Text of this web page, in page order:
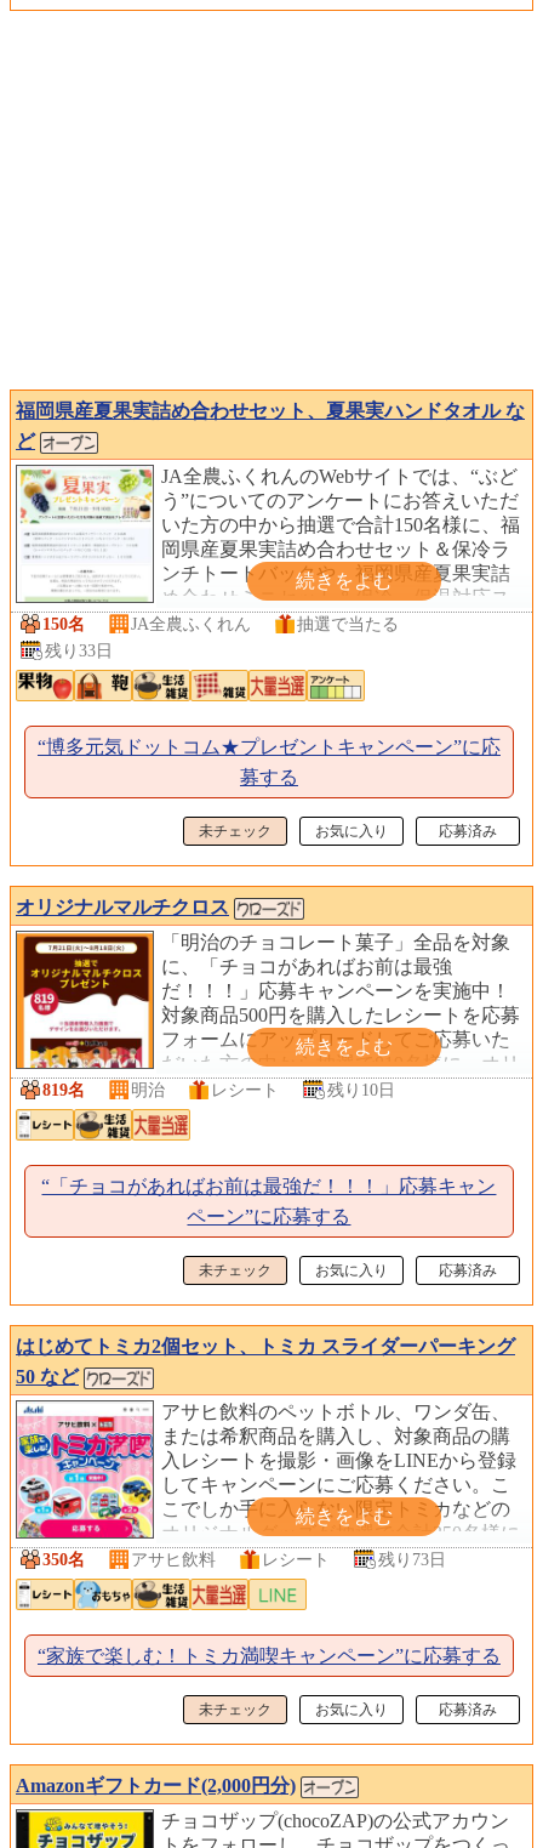
福岡県産夏果実詰め合わせセット、夏果実ハンドタオル な
ど
JA全農ふくれんのWebサイトでは、“ぶど
う”についてのアンケートにお答えいただ
いた方の中から抽選で合計150名様に、福
岡県産夏果実詰め合わせセット＆保冷ラ
ンチトートバックや、福岡県産夏果実詰
め合わせミニセット＆保冷・保温対応ス
ープジャーをプレゼントしています。
150名 JA全農ふくれん
抽選で当たる
残り33日
“博多元気ドットコム★プレゼントキャンペーン”に応
募する
未チェック お気に入り 応募済み
オリジナルマルチクロス
「明治のチョコレート菓子」全品を対象
に、「チョコがあればお前は最強
だ！！！」応募キャンペーンを実施中！
対象商品500円を購入したレシートを応募
フォームにアップロードしてご応募いた
だいた方の中から抽選で819名様に、オリ
ジナルマルチクロスをプレゼントしま
す。
819名 明治 レシート 残り10日
“「チョコがあればお前は最強だ！！！」応募キャン
ペーン”に応募する
未チェック お気に入り 応募済み
はじめてトミカ2個セット、トミカ スライダーパーキング
50 など
アサヒ飲料のペットボトル、ワンダ缶、
または希釈商品を購入し、対象商品の購
入レシートを撮影・画像をLINEから登録
してキャンペーンにご応募ください。こ
こでしか手に入らない限定トミカなどの
オリジナルグッズが抽選で合計350名様に
当たります！
350名 アサヒ飲料 レシート 残り73日
“家族で楽しむ！トミカ満喫キャンペーン”に応募する
未チェック お気に入り 応募済み
Amazonギフトカード(2,000円分)
チョコザップ(chocoZAP)の公式アカウン